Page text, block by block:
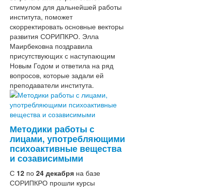
Платные образовательные услуги
Финансово-хозяйственная
деятельность
Стипендии и иные виды
материальной поддержки
Образовательные стандарты
Вакантные места для приема
Доступная среда
Международное сотрудничество
Обратная связь
Часто задаваемые вопросы
Деятельность
План основных мероприятий
Учебная деятельность
Повышение квалификации
Профессиональная переподготовка
Функциональная грамотность
Издательская деятельность
Научно-методическая деятельность
стимулом для дальнейшей работы
института, поможет
скорректировать основные векторы
развития СОРИПКРО. Элла
Маирбековна поздравила
присутствующих с наступающим
Новым Годом и ответила на ряд
вопросов, которые задали ей
преподаватели института.
Методики работы с
лицами, употребляющими
психоактивные вещества
и созависимыми
С 12 по 24 декабря на базе
СОРИПКРО прошли курсы